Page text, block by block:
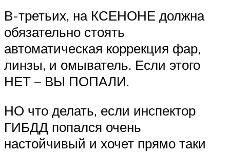
В-третьих, на КСЕНОНЕ должна
обязательно стоять
автоматическая коррекция фар,
линзы, и омыватель. Если этого
НЕТ – ВЫ ПОПАЛИ.
НО что делать, если инспектор
ГИБДД попался очень
настойчивый и хочет прямо таки